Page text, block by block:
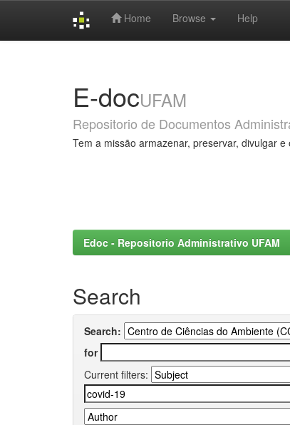
Home Browse Help
E-docUFAM
Repositorio de Documentos
Tem a missão armazenar, preservar, divulgar
Edoc - Repositorio Administrativo UFAM
Search
Search:
for
Current filters: